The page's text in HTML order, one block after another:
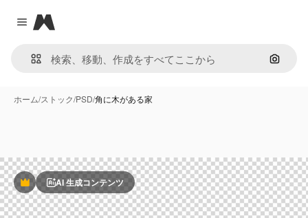
Close menu
Magnific
画像で
ホーム/ストック/PSD/角に木がある家
PremiumAI 生成コンテンツ